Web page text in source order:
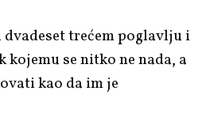
dvadeset trećem poglavlju i
se nitko ne nada, a
kao da im je